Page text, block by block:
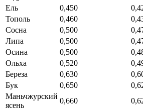
Ель
0,450
Тополь
0,460
Сосна
0,500
Липа
0,500
Осина
0,500
Ольха
0,520
Береза
0,630
Бук
0,650
Маньчжурский
ясень
0,660